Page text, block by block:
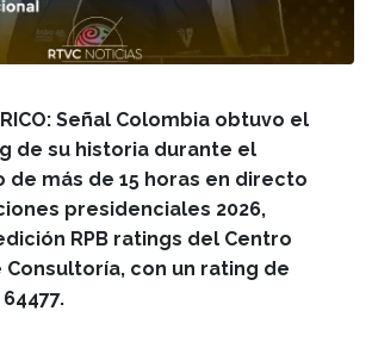
Señal Colombia obtuvo el
de su historia durante el
de más de 15 horas en directo
presidenciales 2026,
RPB ratings del Centro
Consultoría, con un rating de